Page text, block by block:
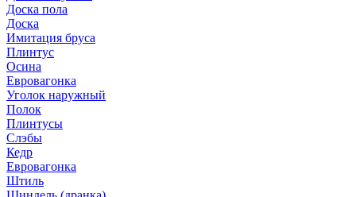
Доска пола
Доска
Имитация бруса
Плинтус
Осина
Евровагонка
Уголок наружный
Полок
Плинтусы
Слэбы
Кедр
Евровагонка
Штиль